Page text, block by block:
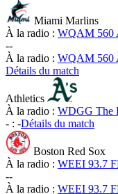
Miami Marlins
À la radio : WQAM 560
--
À la radio : WQAM 560
Détails du match
Athletics
À la radio : WDGG The
- : -Détails du match
Boston Red Sox
À la radio : WEEI 93.7
--
À la radio : WEEI 93.7